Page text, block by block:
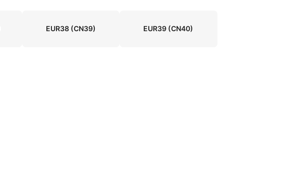
EUR38(CN39) EUR39 (CN40)